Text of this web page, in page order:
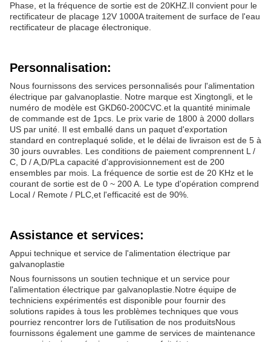
Phase, et la fréquence de sortie est de 20KHZ.Il convient pour le
rectificateur de placage 12V 1000A traitement de surface de l'eau
rectificateur de placage électronique.
Personnalisation:
Nous fournissons des services personnalisés pour l'alimentation
électrique par galvanoplastie. Notre marque est Xingtongli, et le
numéro de modèle est GKD60-200CVC.et la quantité minimale
de commande est de 1pcs. Le prix varie de 1800 à 2000 dollars
US par unité. Il est emballé dans un paquet d'exportation
standard en contreplaqué solide, et le délai de livraison est de 5 à
30 jours ouvrables. Les conditions de paiement comprennent L /
C, D / A,D/PLa capacité d'approvisionnement est de 200
ensembles par mois. La fréquence de sortie est de 20 KHz et le
courant de sortie est de 0 ~ 200 A. Le type d'opération comprend
Local / Remote / PLC,et l'efficacité est de 90%.
Assistance et services:
Appui technique et service de l'alimentation électrique par
galvanoplastie
Nous fournissons un soutien technique et un service pour
l'alimentation électrique par galvanoplastie.Notre équipe de
techniciens expérimentés est disponible pour fournir des
solutions rapides à tous les problèmes techniques que vous
pourriez rencontrer lors de l'utilisation de nos produitsNous
fournissons également une gamme de services de maintenance